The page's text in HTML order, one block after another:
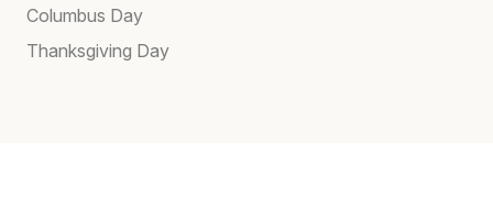
Columbus Day
Thanksgiving Day